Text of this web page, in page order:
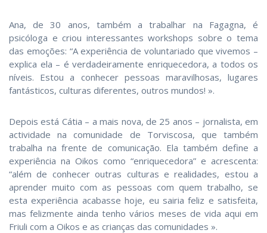
Ana, de 30 anos, também a trabalhar na Fagagna, é
psicóloga e criou interessantes workshops sobre o tema
das emoções: “A experiência de voluntariado que vivemos –
explica ela – é verdadeiramente enriquecedora, a todos os
níveis. Estou a conhecer pessoas maravilhosas, lugares
fantásticos, culturas diferentes, outros mundos! ».
Depois está Cátia – a mais nova, de 25 anos – jornalista, em
actividade na comunidade de Torviscosa, que também
trabalha na frente de comunicação. Ela também define a
experiência na Oikos como “enriquecedora” e acrescenta:
“além de conhecer outras culturas e realidades, estou a
aprender muito com as pessoas com quem trabalho, se
esta experiência acabasse hoje, eu sairia feliz e satisfeita,
mas felizmente ainda tenho vários meses de vida aqui em
Friuli com a Oikos e as crianças das comunidades ».